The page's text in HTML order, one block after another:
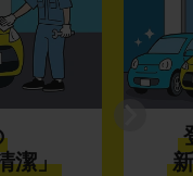
潔」